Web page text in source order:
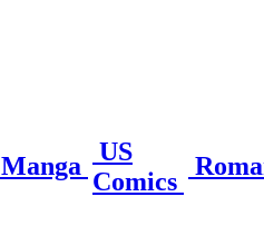
Manga
US
Comics